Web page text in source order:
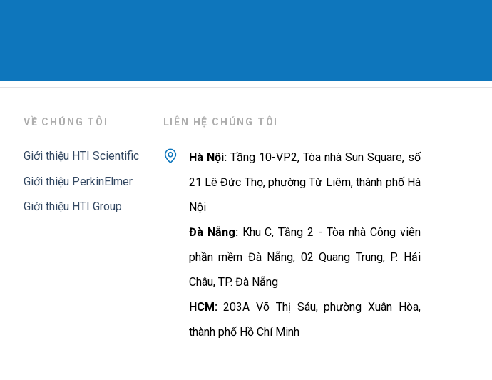
VỀ CHÚNG TÔI
Giới thiệu HTI Scientific
Giới thiệu PerkinElmer
Giới thiệu HTI Group
LIÊN HỆ CHÚNG TÔI
Hà Nội:Tầng 10-VP2, Tòa nhà Sun Square, số
21 Lê Đức Thọ, phường Từ Liêm, thành phố Hà
Nội
Đà Nẵng:Khu C, Tầng 2 - Tòa nhà Công viên
phần mềm Đà Nẵng, 02 Quang Trung, P. Hải
Châu, TP. Đà Nẵng
HCM:203A Võ Thị Sáu, phường Xuân Hòa,
thành phố Hồ Chí Minh